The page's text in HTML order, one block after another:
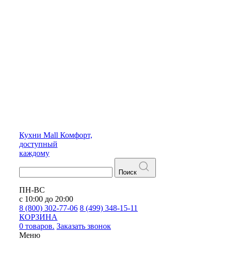
Кухни Mall Комфорт,
доступный
каждому
Поиск
ПН-ВС
с 10:00 до 20:00
8 (800) 302-77-06 8 (499) 348-15-11
КОРЗИНА
0 товаров. Заказать звонок
Меню